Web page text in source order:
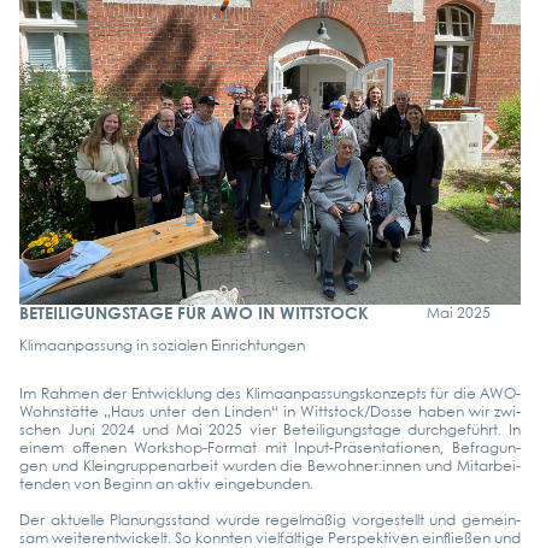
BETEILIGUNGSTAGE FÜR AWO IN WITTSTOCK Mai 2025
Kli­ma­an­pas­sung in sozia­len Ein­rich­tun­gen
Im Rah­men der Ent­wick­lung des Kli­ma­an­pas­sungs­kon­zepts für die AWO-
Wohn­­stä­t­­te „Haus unter den Lin­den“ in Wittstock/Dosse haben wir zwi­
schen Juni 2024 und Mai 2025 vier Betei­li­gungs­ta­ge durch­ge­führt. In
einem offe­nen Work­­shop-For­­mat mit Input-Prä­­sen­­ta­­tio­­nen, Befra­gun­
gen und Klein­grup­pen­ar­beit wur­den die Bewohner:innen und Mit­ar­bei­
ten­den von Beginn an aktiv ein­ge­bun­den.
Der aktu­el­le Pla­nungs­stand wur­de regel­mä­ßig vor­ge­stellt und gemein­
sam wei­ter­ent­wi­ckelt. So konn­ten viel­fäl­ti­ge Per­spek­ti­ven ein­flie­ßen und